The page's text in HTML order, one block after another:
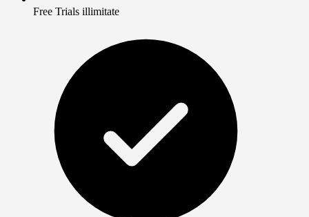
Free Trials illimitate